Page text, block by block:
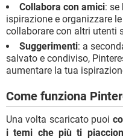
Collabora con amici: se
ispirazione e organizzare
collaborare con altri utenti
Suggerimenti: a
salvato e condiviso,
aumentare la tua
Come funziona
Una volta scaricato puoi
i temi che più ti